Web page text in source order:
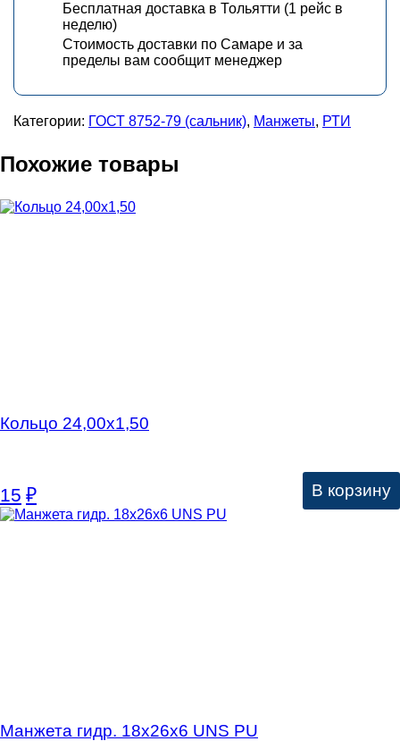
Бесплатная доставка в Тольятти (1 рейс в
неделю)
Стоимость доставки по Самаре и за
пределы вам сообщит менеджер
Категории: ГОСТ 8752-79 (сальник), Манжеты, РТИ
Похожие товары
Кольцо 24,00х1,50
15 ₽ В корзину
Манжета гидр. 18х26х6 UNS PU